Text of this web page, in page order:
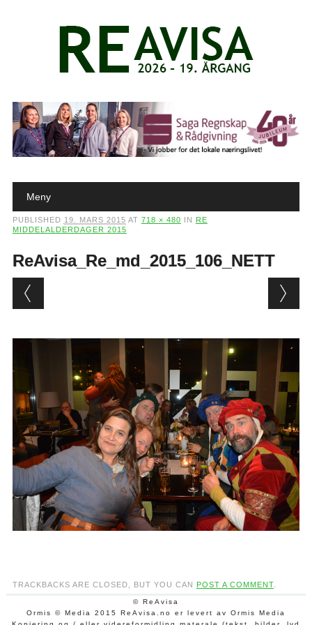
Main menu
Meny
PUBLISHED 19. MARS 2015 AT 718 × 480 IN
RE
MIDDELALDERDAGER 2015
ReAvisa_Re_md_2015_106_NETT
TRACKBACKS ARE CLOSED, BUT YOU CAN POST A COMMENT.
© ReAvisa
Ormis © Media 2015 ReAvisa.no er levert av Ormis Media